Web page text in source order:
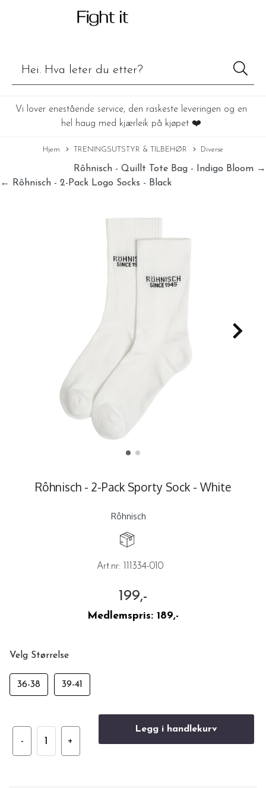
Vi lover enestående service, den raskeste leveringen og en
hel haug med kjærleik på kjøpet ❤️
Hjem TRENINGSUTSTYR & TILBEHØR Diverse
Rôhnisch - Quillt Tote Bag - Indigo Bloom →
← Rôhnisch - 2-Pack Logo Socks - Black
Rôhnisch - 2-Pack Sporty Sock - White
Rôhnisch
Art.nr: 111334-010
199,-
Medlemspris: 189,-
Velg Størrelse
36-38 39-41
Legg i handlekurv